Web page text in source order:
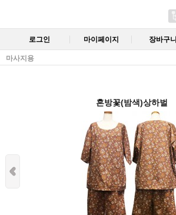
로그인 마이페이지 장바구니
마사지용
혼방꽃(밤색)상하벌